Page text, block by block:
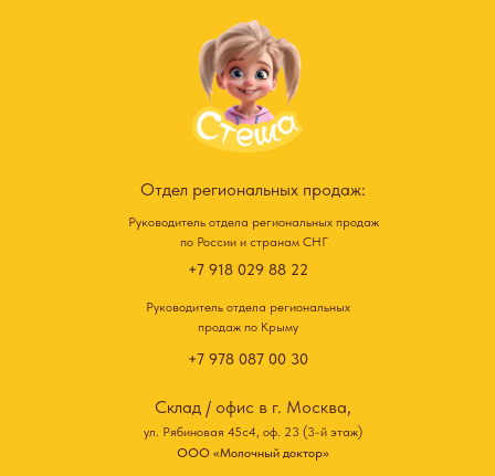
Руководитель отдела региональных продаж
по России и странам СНГ
+7 918 029 88 22
Отдел региональных продаж:
Руководитель отдела региональных
продаж по Крыму
+7 978 087 00 30
ул. Рябиновая 45с4, оф. 23 (3-й этаж)
Склад / офис в г. Москва,
ООО «Молочный доктор»